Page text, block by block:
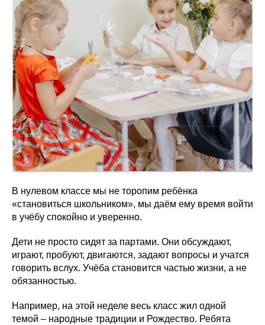
В нулевом классе мы не торопим ребёнка
«становиться школьником», мы даём ему время войти
в учёбу спокойно и уверенно.
Дети не просто сидят за партами. Они обсуждают,
играют, пробуют, двигаются, задают вопросы и учатся
говорить вслух. Учёба становится частью жизни, а не
обязанностью.
Например, на этой неделе весь класс жил одной
темой – народные традиции и Рождество. Ребята